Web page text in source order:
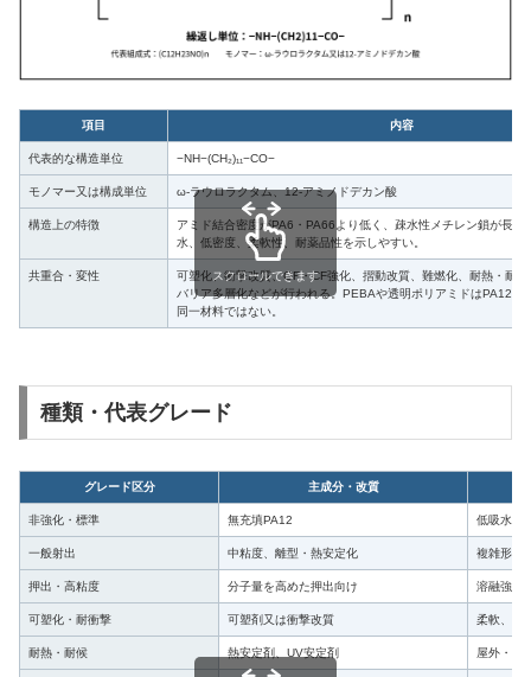
項目 内容
代表的な構造単位 −NH−(CH₂)₁₁−CO−
モノマー又は構成単位 ω-ラウロラクタム、12-アミノドデカン酸
構造上の特徴
アミド結合密度がPA6・PA66より低く、疎水性メチレン鎖が長い
水、低密度、柔軟性、耐薬品性を示しやすい。
共重合・変性
可塑化、衝撃改質、GF・CF強化、摺動改質、難燃化、耐熱・耐
バリア多層化などが行われる。PEBAや透明ポリアミドはPA12関
同一材料ではない。
スクロールできます
種類・代表グレード
グレード区分 主成分・改質
非強化・標準 無充填PA12 低吸水、
一般射出 中粘度、離型・熱安定化 複雑形状
押出・高粘度 分子量を高めた押出向け 溶融強度
可塑化・耐衝撃 可塑剤又は衝撃改質 柔軟、低
耐熱・耐候 熱安定剤、UV安定剤 屋外・エ